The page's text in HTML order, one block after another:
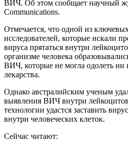
ВИЧ. Об этом сообщает научный
Communications.
Отмечается, что одной из
исследователей, которые искали
вируса прятаться внутри
организме человека
ВИЧ, которые не могла одолеть ни
лекарства.
Однако австралийским ученым
выявления ВИЧ внутри
технологии удастся заставить
внутри человеческих клеток.
Сейчас читают: